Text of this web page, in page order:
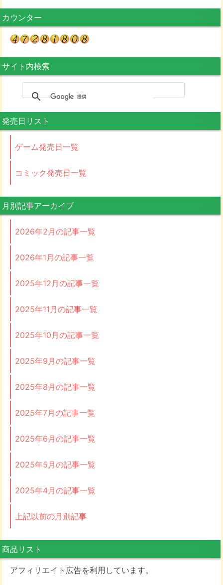
カウンター
サイト内検索
発売日リスト
ゲーム発売日一覧
コミック発売日一覧
月別記事アーカイブ
2026年2月の記事一覧
2026年1月の記事一覧
2025年12月の記事一覧
2025年11月の記事一覧
2025年10月の記事一覧
2025年9月の記事一覧
2025年8月の記事一覧
2025年7月の記事一覧
2025年6月の記事一覧
2025年5月の記事一覧
2025年4月の記事一覧
上記以前の月別記事
商品リスト
アフィリエイト広告を利用しています。